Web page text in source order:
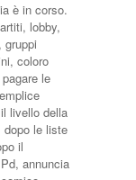
è in corso.
lobby,
coloro
le
livello della
dopo le liste
il
annuncia